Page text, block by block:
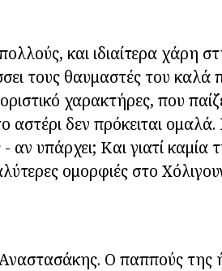
και ιδιαίτερα χάρη
τους θαυμαστές του καλά
χαρακτήρες, που
δεν πρόκειται ομαλά.
υπάρχει; Και γιατί καμία
ομορφιές στο
Ο παππούς της